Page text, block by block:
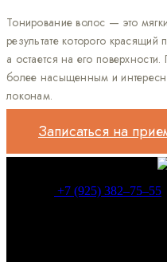
Тонирование волос — это
результате которого красящий
а остается на его
более насыщенным и
локонам.
Записаться на
+7 (925) 382‒75‒55